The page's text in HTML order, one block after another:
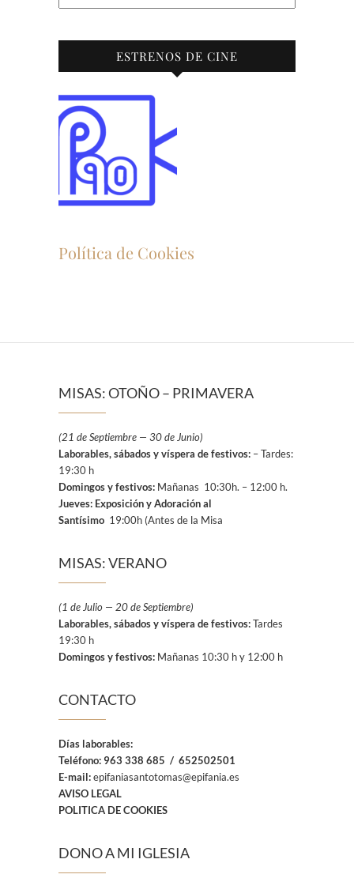
ESTRENOS DE CINE
Política de Cookies
MISAS: OTOÑO – PRIMAVERA
(21 de Septiembre — 30 de Junio)
Laborables, sábados y víspera de festivos: – Tardes:
19:30 h
Domingos y festivos: Mañanas 10:30h. – 12:00 h.
Jueves: Exposición y Adoración al
Santísimo 19:00h (Antes de la Misa
MISAS: VERANO
(1 de Julio — 20 de Septiembre)
Laborables, sábados y víspera de festivos:Tardes
19:30 h
Domingos y festivos: Mañanas 10:30 h y 12:00 h
CONTACTO
Días laborables:
Teléfono: 963 338 685 / 652502501
E-mail:epifaniasantotomas@epifania.es
AVISO LEGAL
POLITICA DE COOKIES
DONO A MI IGLESIA